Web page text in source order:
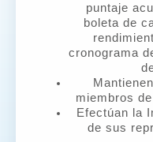
puntaje
boleta de
cronograma
miembros
Efectúan la
de sus